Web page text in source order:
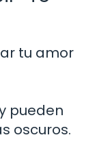
tu amor
pueden
oscuros.